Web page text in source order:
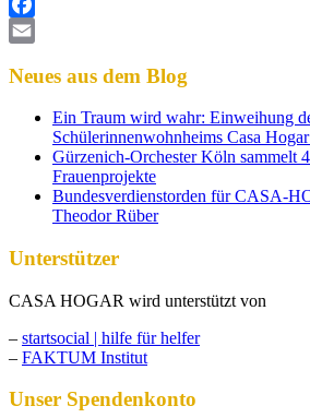
Facebook
Neues aus dem Blog
Ein Traum wird wahr: Einweihung
Schülerinnenwohnheims Casa
Gürzenich-Orchester Köln sammelt
Frauenprojekte
Bundesverdienstorden für CASA-
Theodor Rüber
Unterstützer
CASA HOGAR wird unterstützt von
– startsocial | hilfe für helfer
– FAKTUM Institut
Unser Spendenkonto